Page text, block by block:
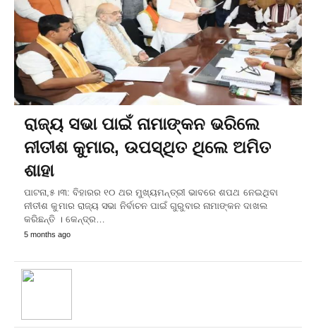
ରାଜ୍ୟ ସଭା ପାଇଁ ନାମାଙ୍କନ ଭରିଲେ
ନୀତୀଶ କୁମାର, ଉପସ୍ଥିତ ଥିଲେ ଅମିତ
ଶାହା
ପାଟନା,୫।୩: ବିହାରର ୧୦ ଥର ମୁଖ୍ୟମନ୍ତ୍ରୀ ଭାବରେ ଶପଥ ନେଇଥିବା
ନୀତୀଶ କୁମାର ରାଜ୍ୟ ସଭା ନିର୍ବାଚନ ପାଇଁ ଗୁରୁବାର ନାମାଙ୍କନ ଦାଖଲ
କରିଛନ୍ତି । କେନ୍ଦ୍ର…
5 months ago